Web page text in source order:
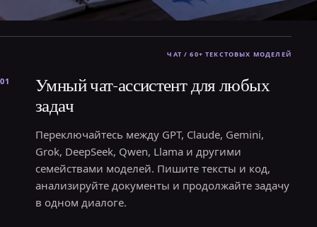
01
Умный чат-ассистент для любых
задач
Переключайтесь между GPT, Claude, Gemini,
Grok, DeepSeek, Qwen, Llama и другими
семействами моделей. Пишите тексты и код,
анализируйте документы и продолжайте задачу
в одном диалоге.